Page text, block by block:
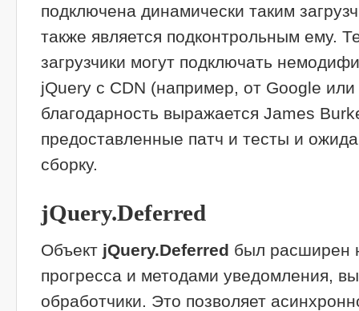
подключена динамически таким
также является подконтрольным ему.
загрузчики могут подключать
jQuery с CDN (например, от Google
благодарность выражается James
предоставленные патч и тесты и
сборку.
jQuery.Deferred
Объект jQuery.Deferred был расширен
прогресса и методами уведомления,
обработчики. Это позволяет